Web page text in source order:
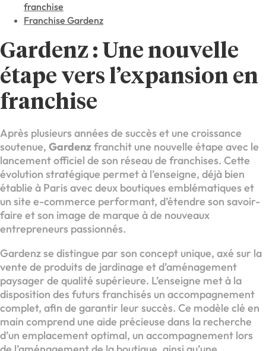
franchise
Franchise Gardenz
Gardenz : Une nouvelle
étape vers l’expansion en
franchise
Après plusieurs années de succès et une croissance
soutenue, Gardenz franchit une nouvelle étape avec le
lancement officiel de son réseau de franchises. Cette
évolution stratégique permet à l’enseigne, déjà bien
établie à Paris avec deux boutiques emblématiques et
un site e-commerce performant, d’étendre son savoir-
faire et son image de marque à de nouveaux
entrepreneurs passionnés.
Gardenz se distingue par son concept unique, axé sur la
vente de produits de jardinage et d’aménagement
paysager de qualité supérieure. L’enseigne met à la
disposition des futurs franchisés un accompagnement
complet, afin de garantir leur succès. Ce modèle clé en
main comprend une aide précieuse dans la recherche
d’un emplacement optimal, un accompagnement lors